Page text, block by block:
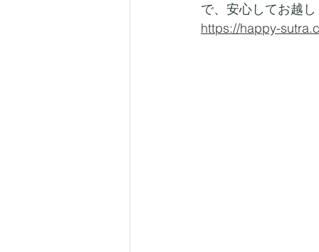
で、安心してお越
https://happy-